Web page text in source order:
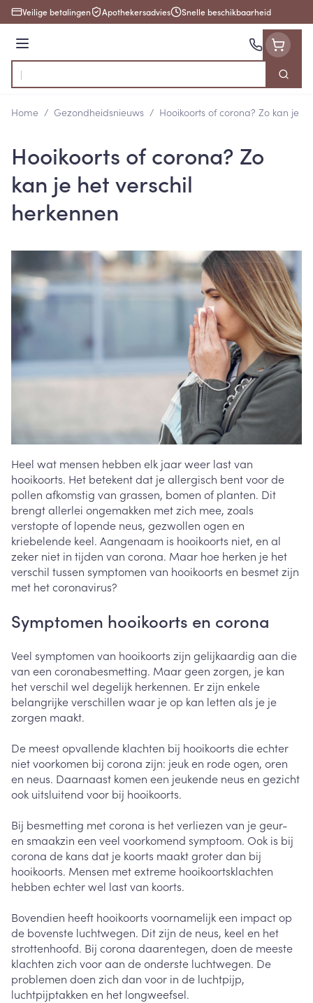
Ga naar de inhoud
Veilige betalingen Apothekersadvies Snelle beschikbaarheid
Menu
Product, merk, categorie...
Zoek
Home / Gezondheidsnieuws / Hooikoorts of corona? Zo kan je
Hooikoorts of corona? Zo
kan je het verschil
herkennen
Heel wat mensen hebben elk jaar weer last van
hooikoorts. Het betekent dat je allergisch bent voor de
pollen afkomstig van grassen, bomen of planten. Dit
brengt allerlei ongemakken met zich mee, zoals
verstopte of lopende neus, gezwollen ogen en
kriebelende keel. Aangenaam is hooikoorts niet, en al
zeker niet in tijden van corona. Maar hoe herken je het
verschil tussen symptomen van hooikoorts en besmet zijn
met het coronavirus?
Symptomen hooikoorts en corona
Veel symptomen van hooikoorts zijn gelijkaardig aan die
van een coronabesmetting. Maar geen zorgen, je kan
het verschil wel degelijk herkennen. Er zijn enkele
belangrijke verschillen waar je op kan letten als je je
zorgen maakt.
De meest opvallende klachten bij hooikoorts die echter
niet voorkomen bij corona zijn: jeuk en rode ogen, oren
en neus. Daarnaast komen een jeukende neus en gezicht
ook uitsluitend voor bij hooikoorts.
Bij besmetting met corona is het verliezen van je geur-
en smaakzin een veel voorkomend symptoom. Ook is bij
corona de kans dat je koorts maakt groter dan bij
hooikoorts. Mensen met extreme hooikoortsklachten
hebben echter wel last van koorts.
Bovendien heeft hooikoorts voornamelijk een impact op
de bovenste luchtwegen. Dit zijn de neus, keel en het
strottenhoofd. Bij corona daarentegen, doen de meeste
klachten zich voor aan de onderste luchtwegen. De
problemen doen zich dan voor in de luchtpijp,
luchtpijptakken en het longweefsel.